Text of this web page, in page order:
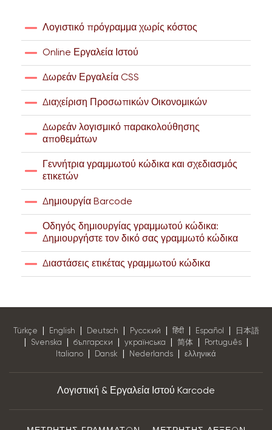
Λογιστικό πρόγραμμα χωρίς κόστος
Online Εργαλεία Ιστού
Δωρεάν Εργαλεία CSS
Διαχείριση Προσωπικών Οικονομικών
Δωρεάν λογισμικό παρακολούθησης
αποθεμάτων
Γεννήτρια γραμμωτού κώδικα και σχεδιασμός
ετικετών
Δημιουργία Barcode
Οδηγός δημιουργίας γραμμωτού κώδικα:
Δημιουργήστε τον δικό σας γραμμωτό κώδικα
Διαστάσεις ετικέτας γραμμωτού κώδικα
Türkçe English Deutsch Pусский हिंदी Español 日本語
Svenska български українська 简体 Português
Italiano Dansk Nederlands ελληνικά
Λογιστική & Εργαλεία Ιστού Karcode